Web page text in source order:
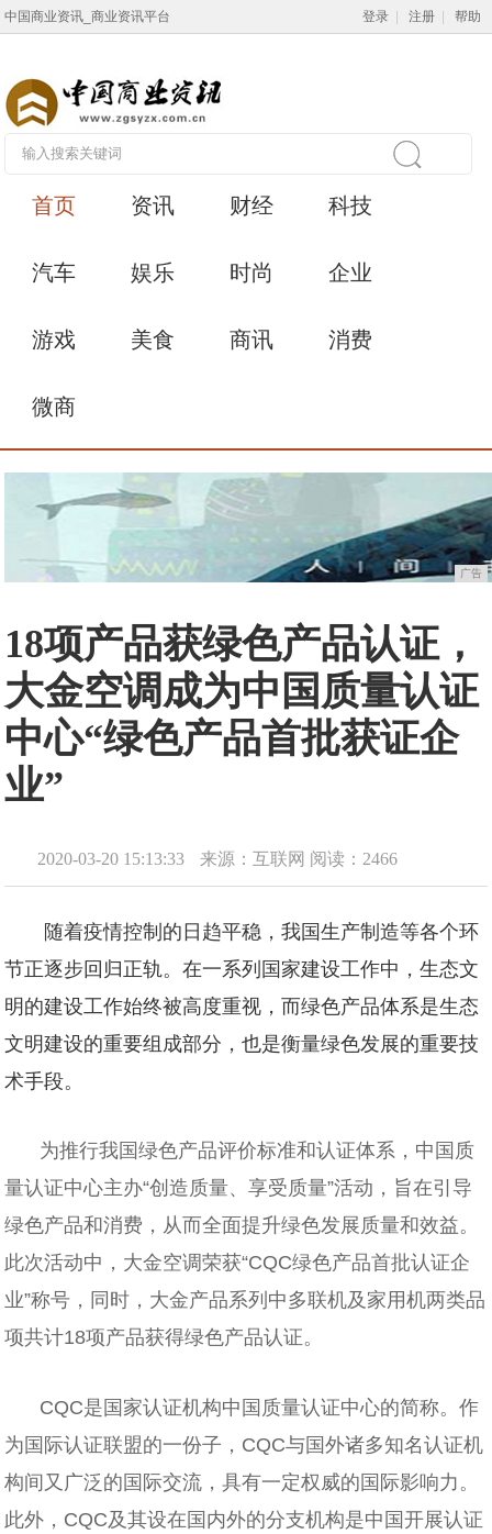
中国商业资讯_商业资讯平台 登录 注册 帮助
首页 资讯 财经 科技
汽车 娱乐 时尚 企业
游戏 美食 商讯 消费
微商
广告
18项产品获绿色产品认证，
大金空调成为中国质量认证
中心“绿色产品首批获证企
业”
2020-03-20 15:13:33 来源：互联网 阅读：2466
随着疫情控制的日趋平稳，我国生产制造等各个环
节正逐步回归正轨。在一系列国家建设工作中，生态文
明的建设工作始终被高度重视，而绿色产品体系是生态
文明建设的重要组成部分，也是衡量绿色发展的重要技
术手段。
为推行我国绿色产品评价标准和认证体系，中国质
量认证中心主办“创造质量、享受质量”活动，旨在引导
绿色产品和消费，从而全面提升绿色发展质量和效益。
此次活动中，大金空调荣获“CQC绿色产品首批认证企
业”称号，同时，大金产品系列中多联机及家用机两类品
项共计18项产品获得绿色产品认证。
CQC是国家认证机构中国质量认证中心的简称。作
为国际认证联盟的一份子，CQC与国外诸多知名认证机
构间又广泛的国际交流，具有一定权威的国际影响力。
此外，CQC及其设在国内外的分支机构是中国开展认证